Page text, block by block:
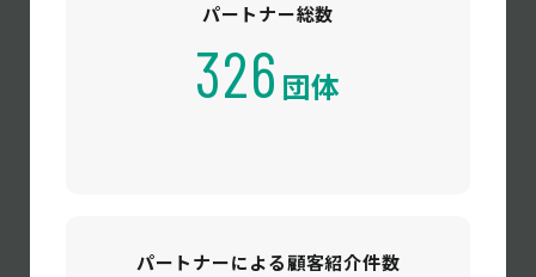
パートナー総数
326 団体
パートナーによる顧客紹介件数